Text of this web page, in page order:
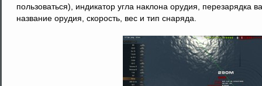
пользоваться), индикатор угла наклона орудия, перезарядка
название орудия, скорость, вес и тип снаряда.